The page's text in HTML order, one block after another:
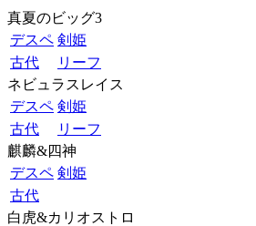
真夏のビッグ3
デスペ 剣姫
古代
リーフ
ネビュラスレイス
デスペ 剣姫
古代
リーフ
麒麟&四神
デスペ 剣姫
古代
白虎&カリオストロ